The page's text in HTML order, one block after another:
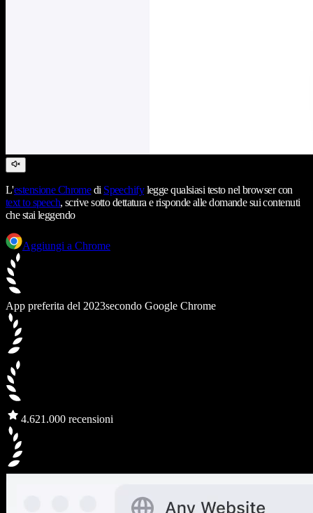
L'estensione Chromedi Speechifylegge qualsiasi testo nel browser con
text to speech, scrive sotto dettatura e risponde alle domande sui contenuti
che stai leggendo
Aggiungi a Chrome
App preferita del 2023secondo Google Chrome
4.621.000 recensioni